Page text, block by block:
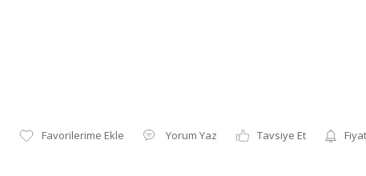
Yorum Yaz Tavsiye Et